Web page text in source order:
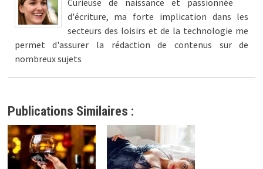
Curieuse de naissance et passionnée
d'écriture, ma forte implication dans les
secteurs des loisirs et de la technologie me
permet d'assurer la rédaction de contenus sur de
nombreux sujets
Publications Similaires :